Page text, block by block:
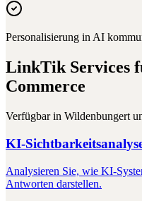
Personalisierung in AI
LinkTik Services
Commerce
Verfügbar in Wildenbungert
KI-
Analysieren Sie, wie KI-
Antworten darstellen.